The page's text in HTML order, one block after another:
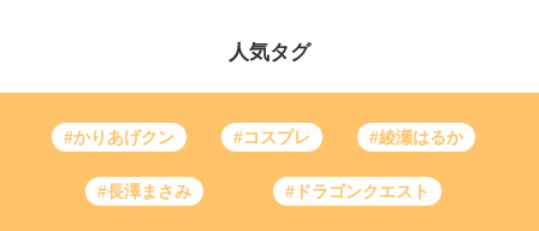
人気タグ
#かりあげクン #コスプレ #綾瀬はるか
#長澤まさみ #ドラゴンクエスト